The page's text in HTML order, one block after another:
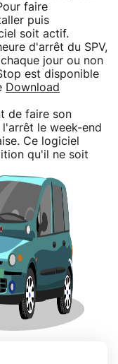
faire
puis
soit actif.
d'arrêt du SPV,
jour ou non
est disponible
Download
de faire son
le week-end
Ce logiciel
qu'il ne soit